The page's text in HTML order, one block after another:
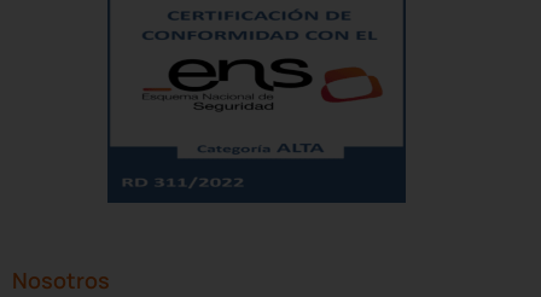
Nosotros